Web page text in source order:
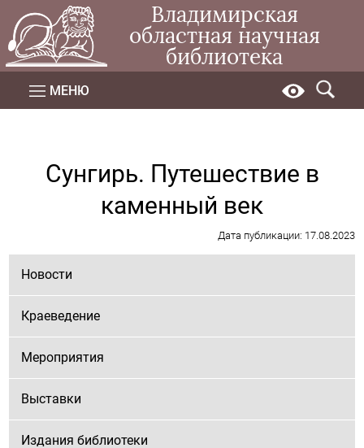
Владимирская
областная научная
библиотека
МЕНЮ
Сунгирь. Путешествие в
каменный век
Дата публикации: 17.08.2023
Новости
Краеведение
Мероприятия
Выставки
Издания библиотеки